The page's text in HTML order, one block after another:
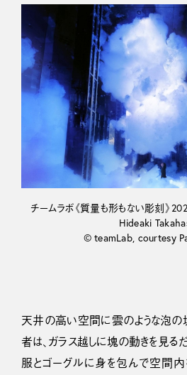
チームラボ《質量も形もない彫刻》
Hideaki
© teamLab, courtesy
天井の高い空間に雲のような泡の
者は、ガラス越しに塊の動きを見る
服とゴーグルに身を包んで空間内